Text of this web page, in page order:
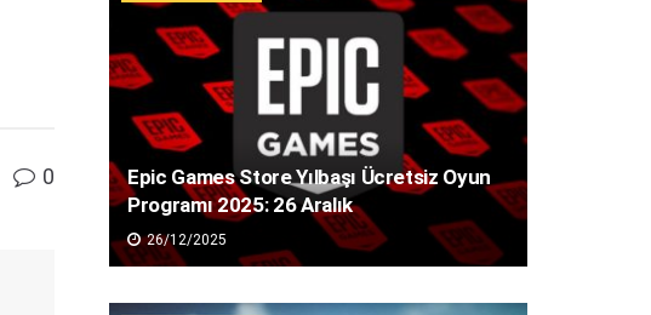
0
Epic Games Store Yılbaşı Ücretsiz Oyun
Programı 2025: 26 Aralık
26/12/2025